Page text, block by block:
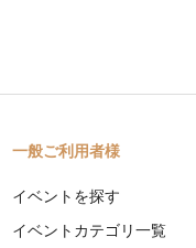
一般ご利用者様
イベントを探す
イベントカテゴリ一覧